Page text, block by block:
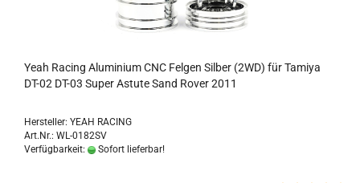
Yeah Racing Aluminium CNC Felgen Silber (2WD) für Tamiya
DT-02 DT-03 Super Astute Sand Rover 2011
Hersteller: YEAH RACING
Art.Nr.: WL-0182SV
Verfügbarkeit:
Sofort lieferbar!